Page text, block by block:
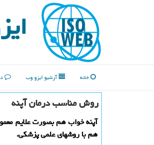
خانه آرشیو ایزو وب
روش مناسب درمان آپنه
آپنه خواب هم بصورت علایم
هم با روشهای علمی پزشکی.